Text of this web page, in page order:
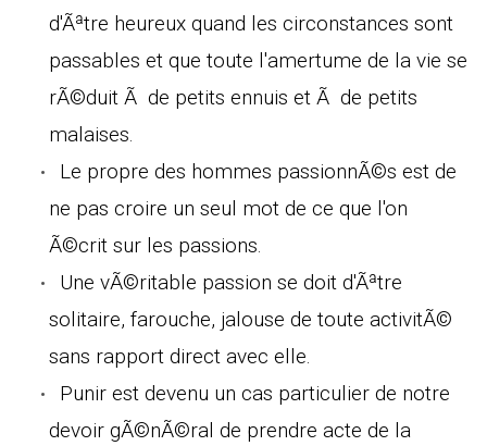
d'Ãªtre heureux quand les circonstances sont
passables et que toute l'amertume de la vie se
rÃ©duit Ã de petits ennuis et Ã de petits
malaises.
Le propre des hommes passionnÃ©s est de
ne pas croire un seul mot de ce que l'on
Ã©crit sur les passions.
Une vÃ©ritable passion se doit d'Ãªtre
solitaire, farouche, jalouse de toute activitÃ©
sans rapport direct avec elle.
Punir est devenu un cas particulier de notre
devoir gÃ©nÃ©ral de prendre acte de la